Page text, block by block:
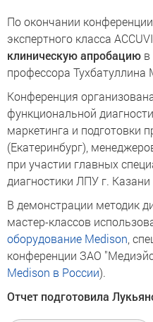
По окончании
экспертного класса
клиническую апробацию
профессора
Конференция
функциональной
маркетинга и подготовки
(Екатеринбург),
при участии главных
диагностики ЛПУ г.
В демонстрации методик
мастер-классов
оборудование Medison ,
конференции ЗАО
Medison в России).
Отчет подготовила